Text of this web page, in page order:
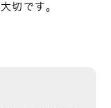
切です。